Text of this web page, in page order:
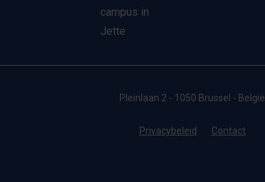
campus in
Jette
Pleinlaan 2 - 1050 Brussel - België
Privacybeleid Contact